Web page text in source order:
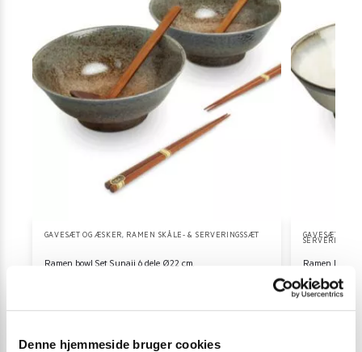
Denne hjemmeside bruger cookies
GAVESÆT OG ÆSKER, RAMEN SKÅLE- & SERVERINGSSÆT
Ramen bowl Set Sunaji 6 dele Ø22 cm.
GAVESÆT OG
Ramen bowl
379,00